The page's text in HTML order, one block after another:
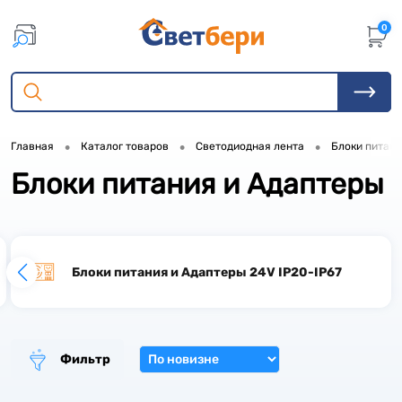
0
Главная • Каталог товаров • Светодиодная лента • Блоки
Блоки питания и Адаптеры
Блоки питания и Адаптеры 24V IP20-IP67
5
Фильтр